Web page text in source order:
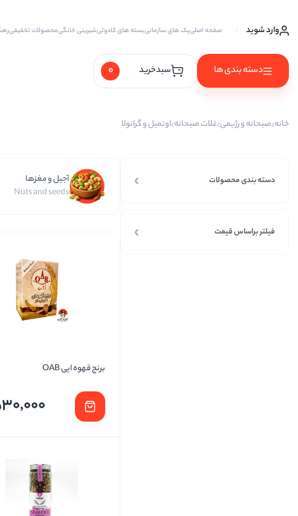
وارد شوید صفحه اصلیپک های سازمانیبسته های کادوئیشیرینی خانگیمحصولات تخفیفی
دسته بندی ها
آجیل سه مغز
سبدخرید 0
خانه صبحانه و رژیمی غلات صبحانه اوتمیل و گرانولا
دسته بندی محصولات
فیلتر براساس قیمت
آجیل و مغزها
Nuts and seeds
برنج قهوه ایی OAB